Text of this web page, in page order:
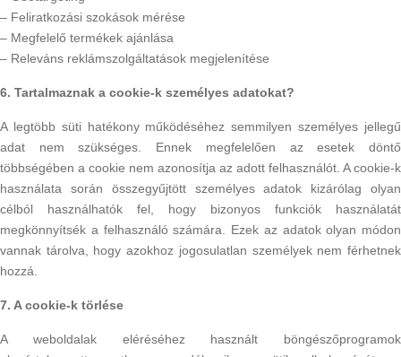
– Feliratkozási szokások mérése
– Megfelelő termékek ajánlása
– Releváns reklámszolgáltatások megjelenítése
6. Tartalmaznak a cookie-k személyes adatokat?
A legtöbb süti hatékony működéséhez semmilyen személyes jellegű
adat nem szükséges. Ennek megfelelően az esetek döntő
többségében a cookie nem azonosítja az adott felhasználót. A cookie-k
használata során összegyűjtött személyes adatok kizárólag olyan
célból használhatók fel, hogy bizonyos funkciók használatát
megkönnyítsék a felhasználó számára. Ezek az adatok olyan módon
vannak tárolva, hogy azokhoz jogosulatlan személyek nem férhetnek
hozzá.
7. A cookie-k törlése
A weboldalak eléréséhez használt böngészőprogramok